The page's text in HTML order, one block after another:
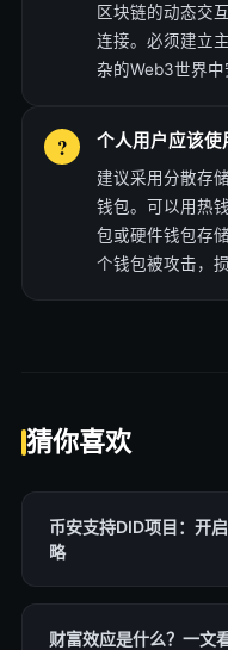
区块链的动态交
连接。必须建立
杂的Web3世界中
个人用户应该使
建议采用分散存
钱包。可以用热
包或硬件钱包存
个钱包被攻击，
猜你喜欢
币安支持DID项目：开
略
财富效应是什么？一文